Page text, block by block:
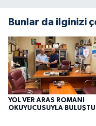
Bunlar da ilginizi
YOL VER ARAS ROMANI
OKUYUCUSUYLA BULUŞTU